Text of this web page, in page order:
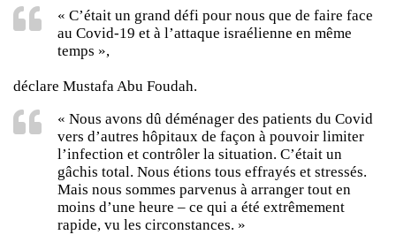
« C’était un grand défi pour nous que de faire face
au Covid-19 et à l’attaque israélienne en même
temps »,
déclare Mustafa Abu Foudah.
« Nous avons dû déménager des patients du Covid
vers d’autres hôpitaux de façon à pouvoir limiter
l’infection et contrôler la situation. C’était un
gâchis total. Nous étions tous effrayés et stressés.
Mais nous sommes parvenus à arranger tout en
moins d’une heure – ce qui a été extrêmement
rapide, vu les circonstances. »